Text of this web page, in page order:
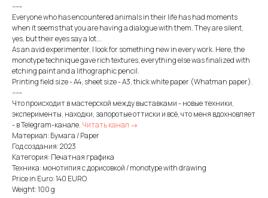
-----
Everyone who has encountered animals in their life has had moments
when it seems that you are having a dialogue with them. They are silent,
yes, but their eyes say a lot...
As an avid experimenter, I look for something new in every work. Here, the
monotype technique gave rich textures, everything else was finalized with
etching paint and a lithographic pencil.
Printing field size - A4, sheet size - A3, thick white paper (Whatman paper).
-----
Что происходит в мастерской между выставками - новые техники,
эксперименты, находки, запоротые оттиски и всё, что меня вдохновляет
- в Telegram-канале. Читать канал →
Материал: Бумага / Paper
Год создания: 2023
Категория: Печатная графика
Техника: монотипия с дорисовкой / monotype with drawing
Price in Euro: 140 EURO
Weight: 100 g